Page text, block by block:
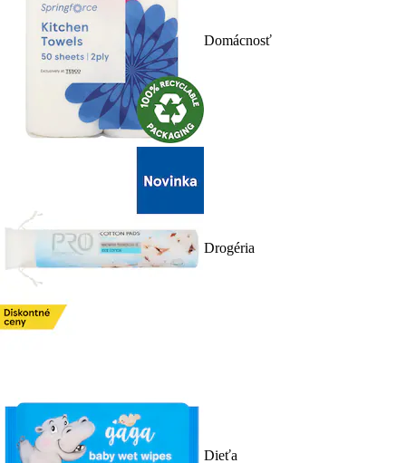
Domácnosť
Drogéria
Dieťa